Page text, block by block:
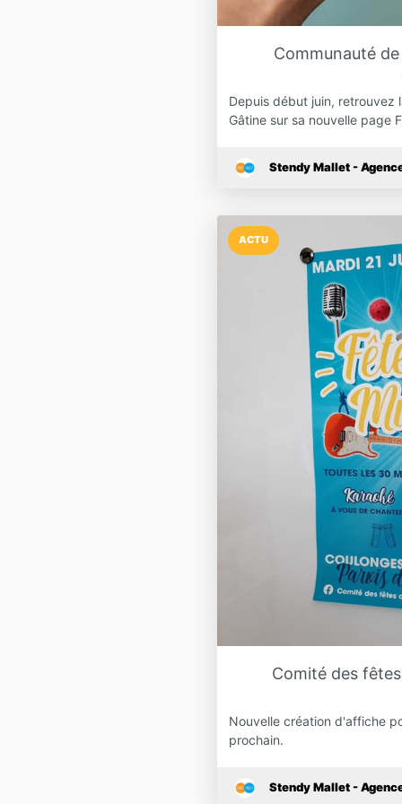
Communauté
Depuis début juin, retrouvez
Gâtine sur sa nouvelle page
Stendy Mallet -
ACTU
Comité des
Nouvelle création d'affiche
prochain.
Stendy Mallet -